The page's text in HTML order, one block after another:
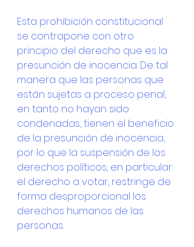
Esta prohibición constitucional
se contrapone con otro
principio del derecho que es la
presunción de inocencia. De tal
manera que las personas que
están sujetas a proceso penal,
en tanto no hayan sido
condenadas, tienen el beneficio
de la presunción de inocencia,
por lo que la suspensión de los
derechos políticos, en particular
el derecho a votar, restringe de
forma desproporcional los
derechos humanos de las
personas.